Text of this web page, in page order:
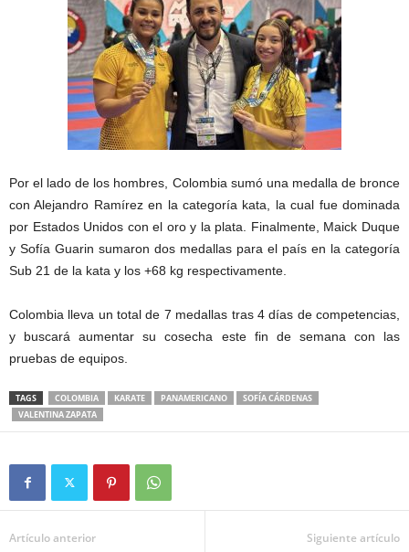
Por el lado de los hombres, Colombia sumó una medalla de bronce
con Alejandro Ramírez en la categoría kata, la cual fue dominada
por Estados Unidos con el oro y la plata. Finalmente, Maick Duque
y Sofía Guarin sumaron dos medallas para el país en la categoría
Sub 21 de la kata y los +68 kg respectivamente.
Colombia lleva un total de 7 medallas tras 4 días de competencias,
y buscará aumentar su cosecha este fin de semana con las
pruebas de equipos.
TAGS COLOMBIA KARATE PANAMERICANO
SOFÍA CÁRDENAS
VALENTINA ZAPATA
Artículo anterior Siguiente artículo